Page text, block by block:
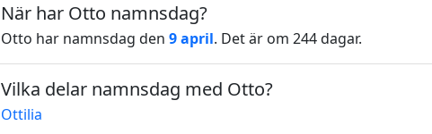
När har Otto namnsdag?
Otto har namnsdag den 9 april. Det är om 244 dagar.
Vilka delar namnsdag med Otto?
Ottilia